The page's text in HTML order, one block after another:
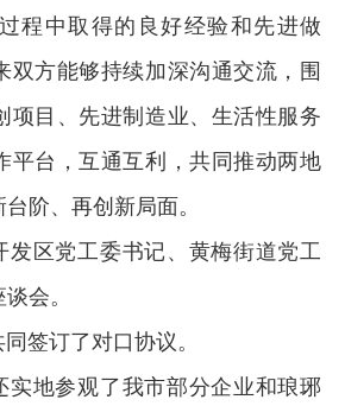
程中取得的良好经验和先进做
双方能够持续加深沟通交流，围
项目、先进制造业、生活性服务
平台，互通互利，共同推动两地
阶、再创新局面。
发区党工委书记、黄梅街道党工
会。
签订了对口协议。
实地参观了我市部分企业和琅琊